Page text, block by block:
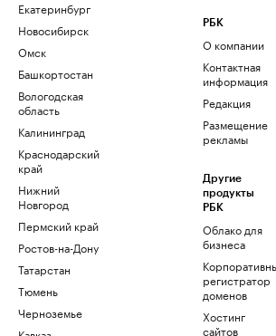
Екатеринбург
Новосибирск
Омск
Башкортостан
Вологодская
область
Калининград
Краснодарский
край
Нижний
Новгород
Пермский край
Ростов-на-Дону
Татарстан
Тюмень
Черноземье
РБК
О компании
Контактная
информация
Редакция
Размещение
рекламы
Другие
продукты
РБК
Облако для
бизнеса
регистратор
доменов
Хостинг
сайтов